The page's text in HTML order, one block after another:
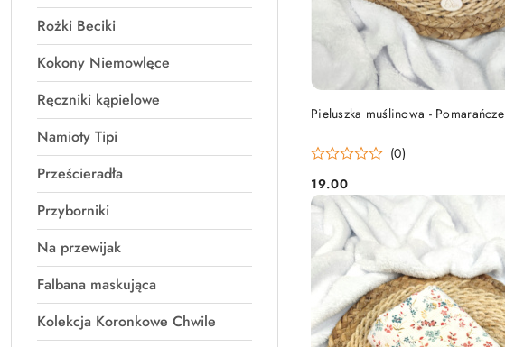
Rożki Beciki
Kokony Niemowlęce
Ręczniki kąpielowe
Namioty Tipi
Prześcieradła
Przyborniki
Na przewijak
Falbana maskująca
Kolekcja Koronkowe Chwile
Pieluszka muślinowa - Pomarańcze
(0)
Cena:
19.00
DO KOSZYKA